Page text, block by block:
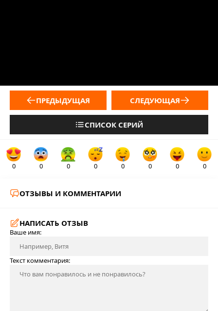
ПРЕДЫДУЩАЯ
СПИСОК СЕРИЙ
СЛЕДУЮЩАЯ
0 0 0 0 0 0 0 0
ОТЗЫВЫ И КОММЕНТАРИИ
НАПИСАТЬ ОТЗЫВ
Ваше имя:
Текст комментария: